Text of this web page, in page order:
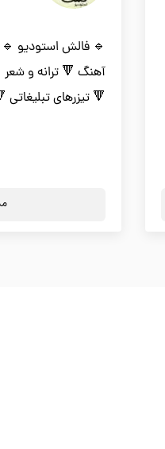
🔹 فالش استودیو
آهنگ 🔻 ترانه و
🔻 تیزرهای